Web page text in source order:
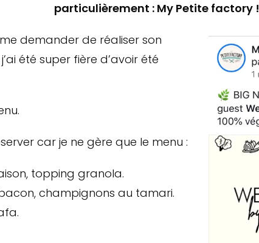
particulièrement : My Petite factory !
demander de réaliser son
été super fière d’avoir été
car je ne gère que le menu :
topping granola.
champignons au tamari.